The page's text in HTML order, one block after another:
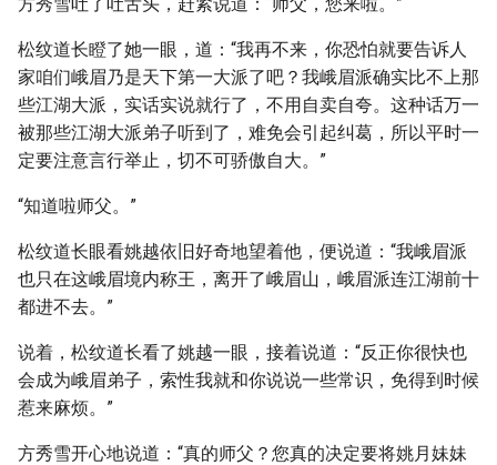
松纹道长瞪了她一眼，道：“我再不来，你恐怕就要告诉人
家咱们峨眉乃是天下第一大派了吧？我峨眉派确实比不上那
些江湖大派，实话实说就行了，不用自卖自夸。这种话万一
被那些江湖大派弟子听到了，难免会引起纠葛，所以平时一
定要注意言行举止，切不可骄傲自大。”
“知道啦师父。”
松纹道长眼看姚越依旧好奇地望着他，便说道：“我峨眉派
也只在这峨眉境内称王，离开了峨眉山，峨眉派连江湖前十
都进不去。”
说着，松纹道长看了姚越一眼，接着说道：“反正你很快也
会成为峨眉弟子，索性我就和你说说一些常识，免得到时候
惹来麻烦。”
方秀雪开心地说道：“真的师父？您真的决定要将姚月妹妹